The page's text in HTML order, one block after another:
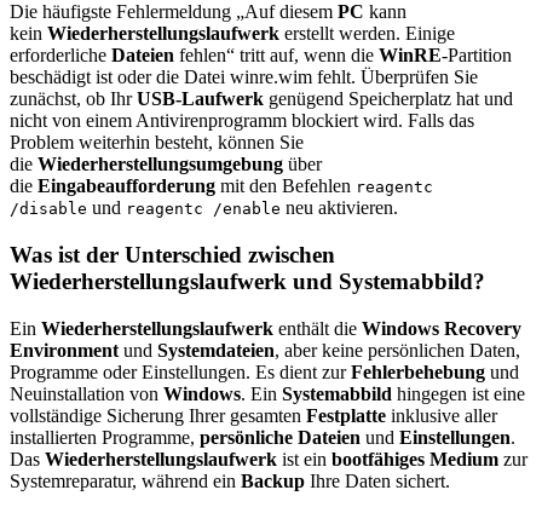
Die häufigste Fehlermeldung „Auf diesem PC kann
kein Wiederherstellungslaufwerk erstellt werden. Einige
erforderliche Dateien fehlen“ tritt auf, wenn die WinRE-Partition
beschädigt ist oder die Datei winre.wim fehlt. Überprüfen Sie
zunächst, ob IhrUSB-Laufwerk genügend Speicherplatz hat und
nicht von einem Antivirenprogramm blockiert wird. Falls das
Problem weiterhin besteht, können Sie
die Wiederherstellungsumgebung über
die Eingabeaufforderung mit den Befehlen reagentc
/disable und reagentc /enable neu aktivieren.
Was ist der Unterschied zwischen
Wiederherstellungslaufwerk und Systemabbild?
Ein Wiederherstellungslaufwerk enthält die Windows Recovery
Environment und Systemdateien, aber keine persönlichen Daten,
Programme oder Einstellungen. Es dient zurFehlerbehebung und
Neuinstallation von Windows. Ein Systemabbild hingegen ist eine
vollständige Sicherung Ihrer gesamten Festplatte inklusive aller
installierten Programme, persönliche Dateien und Einstellungen.
Das Wiederherstellungslaufwerk ist ein bootfähiges Medium zur
Systemreparatur, während ein Backup Ihre Daten sichert.